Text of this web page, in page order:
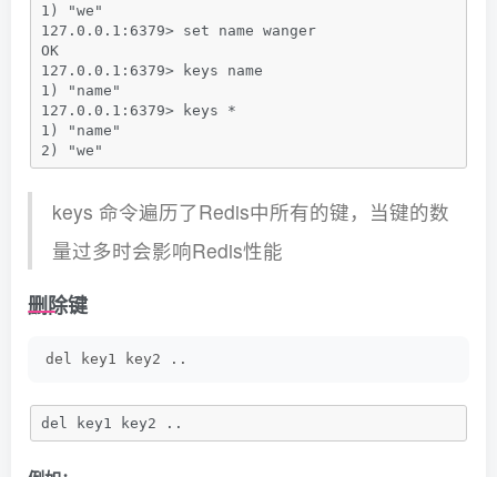
1) "we"
127.0.0.1:6379> set name wanger
OK
127.0.0.1:6379> keys name
1) "name"
127.0.0.1:6379> keys *
1) "name"
2) "we"
keys 命令遍历了Redis中所有的键，当键的数
量过多时会影响Redis性能
删除键
del key1 key2 ..
del key1 key2 ..